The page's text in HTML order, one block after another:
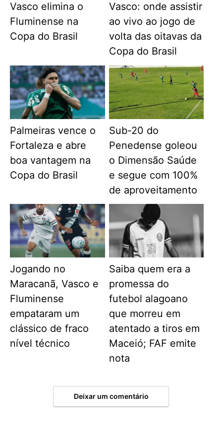
Vasco elimina o
Fluminense na
Copa do Brasil
Vasco: onde assistir
ao vivo ao jogo de
volta das oitavas da
Copa do Brasil
Palmeiras vence o
Fortaleza e abre
boa vantagem na
Copa do Brasil
Sub-20 do
Penedense goleou
o Dimensão Saúde
e segue com 100%
de aproveitamento
Jogando no
Maracanã, Vasco e
Fluminense
empataram um
clássico de fraco
nível técnico
Saiba quem era a
promessa do
futebol alagoano
que morreu em
atentado a tiros em
Maceió; FAF emite
nota
Deixar um comentário